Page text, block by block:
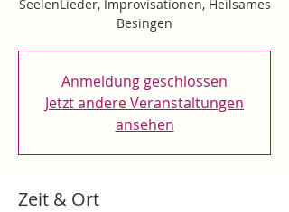
SeelenLieder, Improvisationen, Heilsames
Besingen
Anmeldung geschlossen
Jetzt andere Veranstaltungen
ansehen
Zeit & Ort